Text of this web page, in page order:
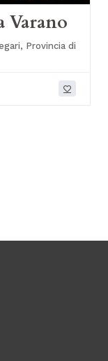
Varano
Provincia di